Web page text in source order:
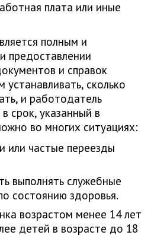
плата или иные
полным и
предоставлении
и справок
сколько
и работодатель
срок, указанный в
во многих ситуациях:
или частые переезды
выполнять служебные
состоянию здоровья.
возрастом менее 14 лет
детей в возрасте до 18